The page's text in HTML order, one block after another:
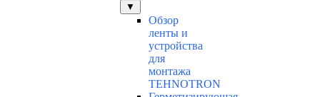
▼
Обзор
ленты и
устройства
для
монтажа
TEHNOTRON